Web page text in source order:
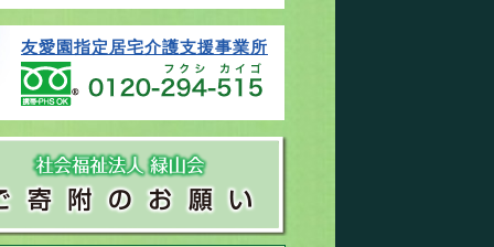
友愛園指定居宅介護支援事業所